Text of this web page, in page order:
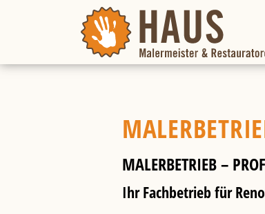
MALERBETRIEB –
Ihr Fachbetrieb für